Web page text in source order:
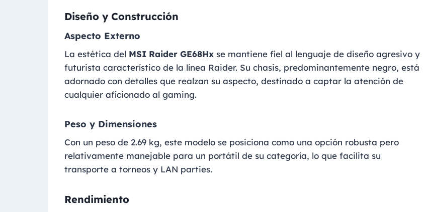
Diseño y Construcción
Aspecto Externo
La estética del MSI Raider GE68Hx se mantiene fiel al lenguaje de diseño agresivo y
futurista característico de la línea Raider. Su chasis, predominantemente negro, está
adornado con detalles que realzan su aspecto, destinado a captar la atención de
cualquier aficionado al gaming.
Peso y Dimensiones
Con un peso de 2.69 kg, este modelo se posiciona como una opción robusta pero
relativamente manejable para un portátil de su categoría, lo que facilita su
transporte a torneos y LAN parties.
Rendimiento